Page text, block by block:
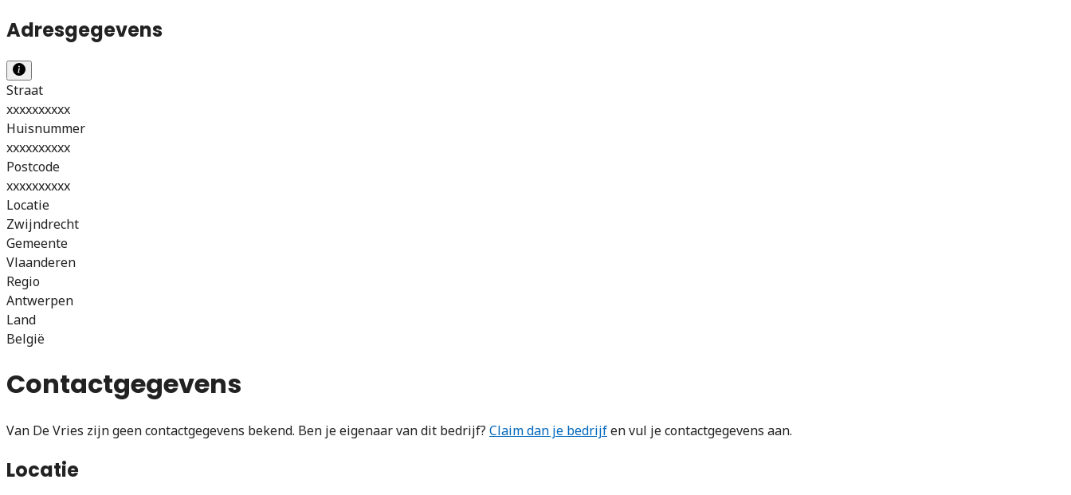
Adresgegevens
Straat
xxxxxxxxxx
Huisnummer
xxxxxxxxxx
Postcode
xxxxxxxxxx
Locatie
Zwijndrecht
Gemeente
Vlaanderen
Regio
Antwerpen
Land
België
Contactgegevens
Van De Vries zijn geen contactgegevens bekend. Ben je eigenaar van dit bedrijf? Claim dan je bedrijfen vul je contactgegevens aan.
Locatie